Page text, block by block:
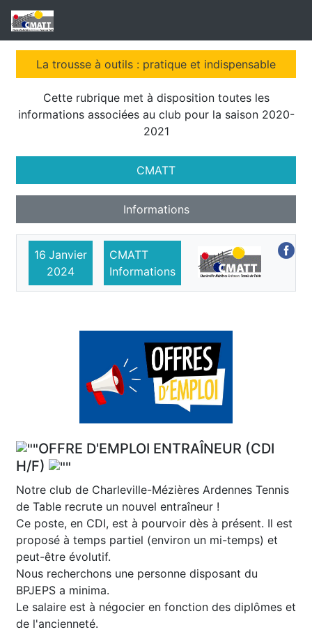
La trousse à outils : pratique et indispensable
Cette rubrique met à disposition toutes les
informations associées au club pour la saison 2020-
2021
CMATT
Informations
16 Janvier
2024
CMATT
Informations
OFFRE D'EMPLOI ENTRAÎNEUR (CDI
H/F)
Notre club de Charleville-Mézières Ardennes Tennis
de Table recrute un nouvel entraîneur !
Ce poste, en CDI, est à pourvoir dès à présent. Il est
proposé à temps partiel (environ un mi-temps) et
peut-être évolutif.
Nous recherchons une personne disposant du
BPJEPS a minima.
Le salaire est à négocier en fonction des diplômes et
de l'ancienneté.